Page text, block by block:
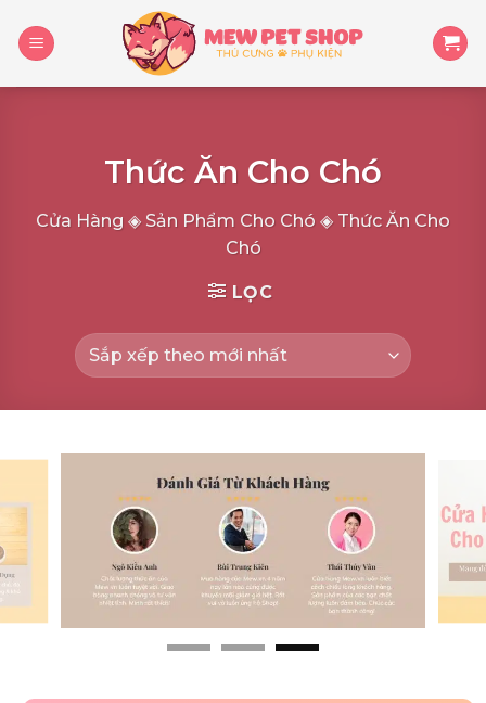
content
Thức Ăn Cho Chó
Cửa Hàng ◈ Sản Phẩm Cho Chó ◈ Thức Ăn Cho
Chó
LỌC